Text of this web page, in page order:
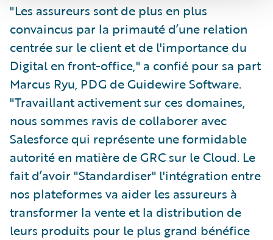
"Les assureurs sont de plus en plus
convaincus par la primauté d’une relation
centrée sur le client et de l'importance du
Digital en front-office," a confié pour sa part
Marcus Ryu, PDG de Guidewire Software.
"Travaillant activement sur ces domaines,
nous sommes ravis de collaborer avec
Salesforce qui représente une formidable
autorité en matière de GRC sur le Cloud. Le
fait d’avoir "Standardiser" l'intégration entre
nos plateformes va aider les assureurs à
transformer la vente et la distribution de
leurs produits pour le plus grand bénéfice